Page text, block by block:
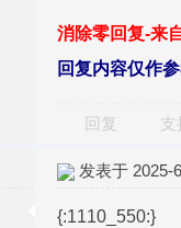
消除零回复-来
回复内容仅作
回复 支
发表于 2025-
{:1110_550:}